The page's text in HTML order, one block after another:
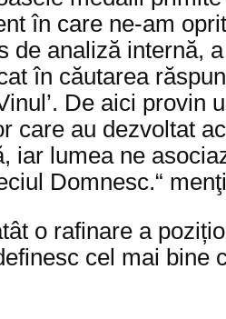
în care ne-am
de analiză internă,
în căutarea
De aici
care au dezvoltat
iar lumea ne
Domnesc.“
o rafinare a
cel mai